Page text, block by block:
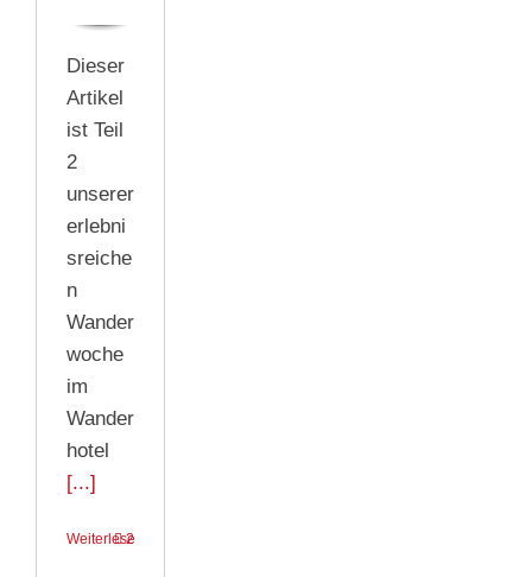
Dieser
Artikel
ist Teil
2
unserer
erlebni
sreiche
n
Wander
woche
im
Wander
hotel
[...]
Weiterlesen
2